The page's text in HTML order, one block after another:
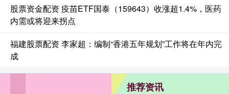
股票资金配资 疫苗ETF国泰（159643）收涨超1.4%，医药
内需或将迎来拐点
福建股票配资 李家超：编制“香港五年规划”工作将在年内完
成
推荐资讯